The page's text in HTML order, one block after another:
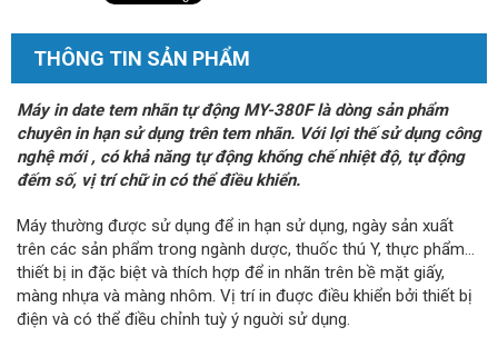
THÔNG TIN SẢN PHẨM
Máy in date tem nhãn tự động MY-380F là dòng sản phẩm
chuyên in hạn sử dụng trên tem nhãn. Với lợi thế sử dụng công
nghệ mới , có khả năng tự động khống chế nhiệt độ, tự động
đếm số, vị trí chữ in có thể điều khiển.
Máy thường được sử dụng để in hạn sử dụng, ngày sản xuất
trên các sản phẩm trong ngành dược, thuốc thú Y, thực phẩm…
thiết bị in đặc biệt và thích hợp để in nhãn trên bề mặt giấy,
màng nhựa và màng nhôm. Vị trí in đuợc điều khiển bởi thiết bị
điện và có thể điều chỉnh tuỳ ý nguời sử dụng.